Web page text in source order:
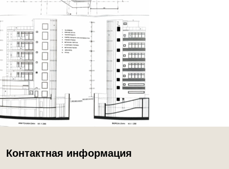
Контактная информация